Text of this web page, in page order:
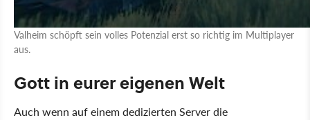
Valheim schöpft sein volles Potenzial erst so richtig im Multiplayer
aus.
Gott in eurer eigenen Welt
Auch wenn auf einem dedizierten Server die